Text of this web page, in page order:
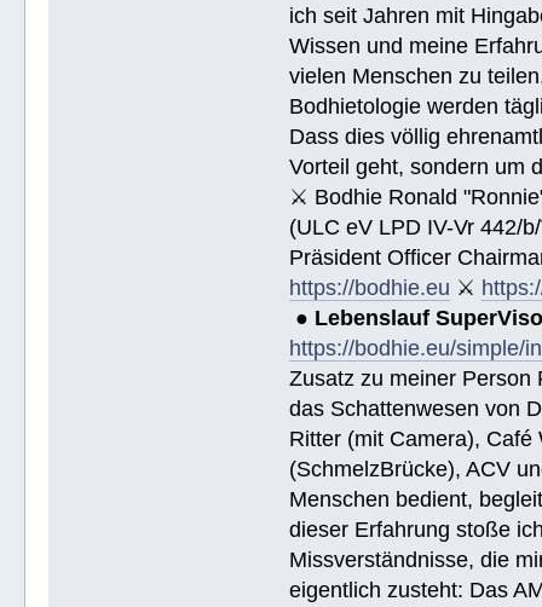
ich seit Jahren mit
Wissen und meine
vielen Menschen zu
Bodhietologie werden
Dass dies völlig
Vorteil geht, sondern um
⚔ Bodhie Ronald
(ULC eV LPD IV-Vr 442/
Präsident Officer
https://bodhie.eu ⚔
● Lebenslauf
https://bodhie.eu/simple/
Zusatz zu meiner Person
das Schattenwesen von
Ritter (mit Camera), Café
(SchmelzBrücke), ACV
Menschen bedient,
dieser Erfahrung stoße
Missverständnisse, die
eigentlich zusteht: Das